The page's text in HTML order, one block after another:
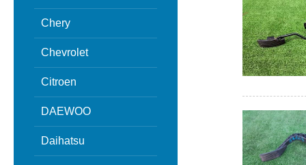
Chery
Chevrolet
Citroen
DAEWOO
Daihatsu